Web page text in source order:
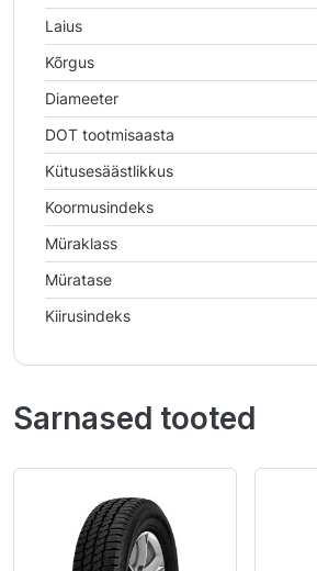
Laius
Kõrgus
Diameeter
DOT tootmisaasta
Kütusesäästlikkus
Koormusindeks
Müraklass
Müratase
Kiirusindeks
Sarnased tooted